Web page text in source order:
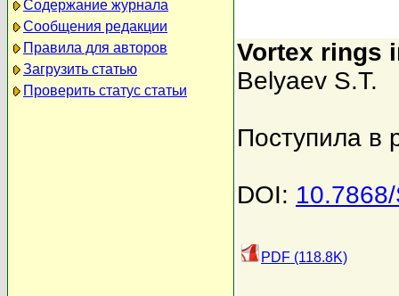
Содержание журнала
Сообщения редакции
Правила для авторов
Загрузить статью
Проверить статус статьи
Vortex rings
Belyaev S.T.
Поступила в
DOI:
PDF (118.8K)